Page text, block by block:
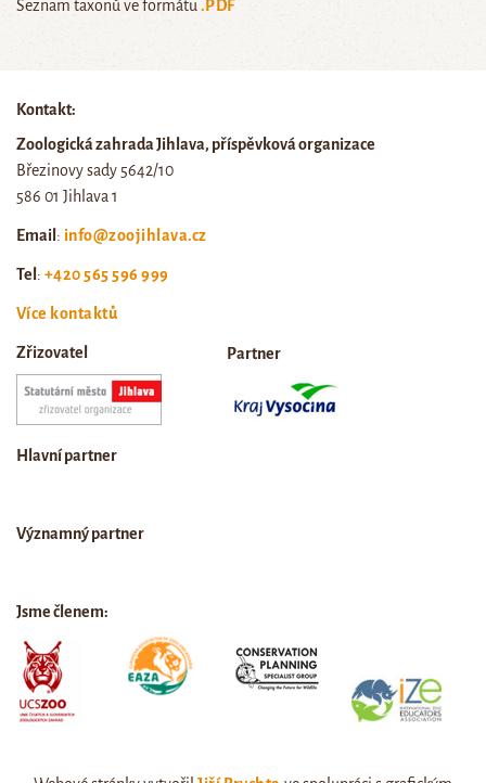
Seznam taxonů ve formátu.PDF
Kontakt:
Zoologická zahrada Jihlava, příspěvková organizace
Březinovy sady 5642/10
586 01 Jihlava 1
Email : info@zoojihlava.cz
Tel : +420 565 596 999
Více kontaktů
Zřizovatel Partner
Hlavní partner
Významný partner
Jsme členem: